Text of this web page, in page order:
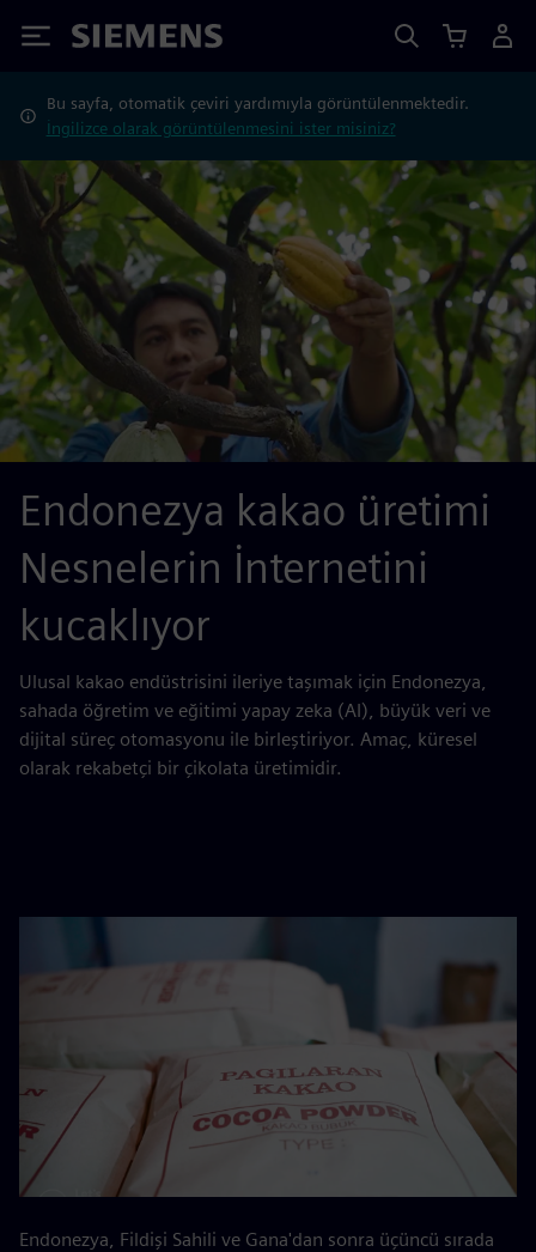
Siemens
Bu sayfa, otomatik çeviri yardımıyla görüntülenmektedir.
İngilizce olarak görüntülenmesini ister misiniz?
Endonezya kakao üretimi
Nesnelerin İnternetini
kucaklıyor
Ulusal kakao endüstrisini ileriye taşımak için Endonezya,
sahada öğretim ve eğitimi yapay zeka (AI), büyük veri ve
dijital süreç otomasyonu ile birleştiriyor. Amaç, küresel
olarak rekabetçi bir çikolata üretimidir.
Endonezya, Fildişi Sahili ve Gana'dan sonra üçüncü sırada